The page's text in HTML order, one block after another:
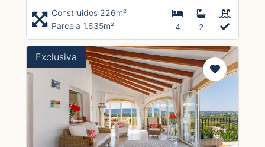
Construidos 226m²
Parcela 1.635m²
4 2
Exclusiva